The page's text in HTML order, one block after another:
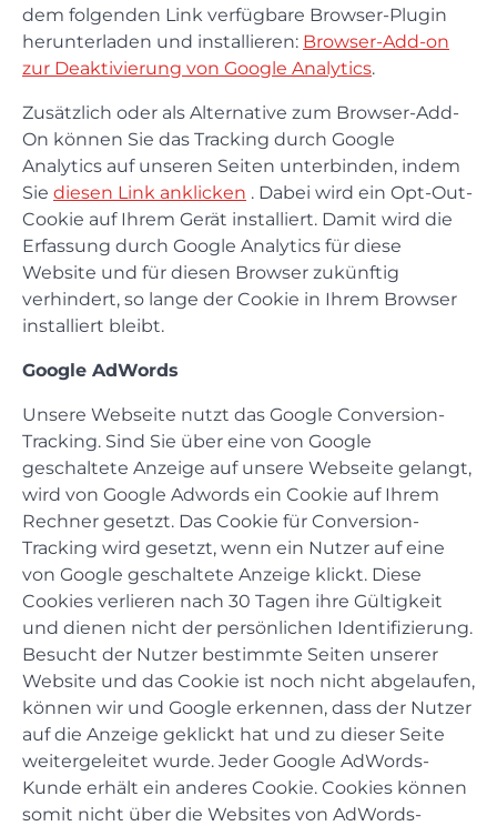
dem folgenden Link verfügbare Browser-Plugin
herunterladen und installieren: Browser-Add-on
zur Deaktivierung von Google Analytics.
Zusätzlich oder als Alternative zum Browser-Add-
On können Sie das Tracking durch Google
Analytics auf unseren Seiten unterbinden, indem
Sie diesen Link anklicken . Dabei wird ein Opt-Out-
Cookie auf Ihrem Gerät installiert. Damit wird die
Erfassung durch Google Analytics für diese
Website und für diesen Browser zukünftig
verhindert, so lange der Cookie in Ihrem Browser
installiert bleibt.
Google AdWords
Unsere Webseite nutzt das Google Conversion-
Tracking. Sind Sie über eine von Google
geschaltete Anzeige auf unsere Webseite gelangt,
wird von Google Adwords ein Cookie auf Ihrem
Rechner gesetzt. Das Cookie für Conversion-
Tracking wird gesetzt, wenn ein Nutzer auf eine
von Google geschaltete Anzeige klickt. Diese
Cookies verlieren nach 30 Tagen ihre Gültigkeit
und dienen nicht der persönlichen Identifizierung.
Besucht der Nutzer bestimmte Seiten unserer
Website und das Cookie ist noch nicht abgelaufen,
können wir und Google erkennen, dass der Nutzer
auf die Anzeige geklickt hat und zu dieser Seite
weitergeleitet wurde. Jeder Google AdWords-
Kunde erhält ein anderes Cookie. Cookies können
somit nicht über die Websites von AdWords-